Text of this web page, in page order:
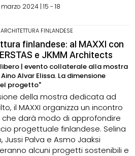
2024 | 15 - 18
ARCHITETTURA FINLANDESE
finlandese: al MAXXI con
e JKMM Architects
| evento collaterale alla mostra
Aino Alvar Elissa. La dimensione
progetto"
della mostra dedicata ad
il MAXXI organizza un incontro
darà modo di approfondire
progettuale finlandese. Selina
Jussi Palva e Asmo Jaaksi
alcuni progetti sostenibili e